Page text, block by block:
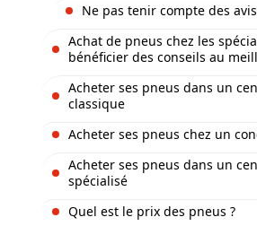
Ne pas tenir compte des avis
Achat de pneus chez les
bénéficier des conseils au
Acheter ses pneus dans un
classique
Acheter ses pneus chez un
Acheter ses pneus dans un
spécialisé
Quel est le prix des pneus ?